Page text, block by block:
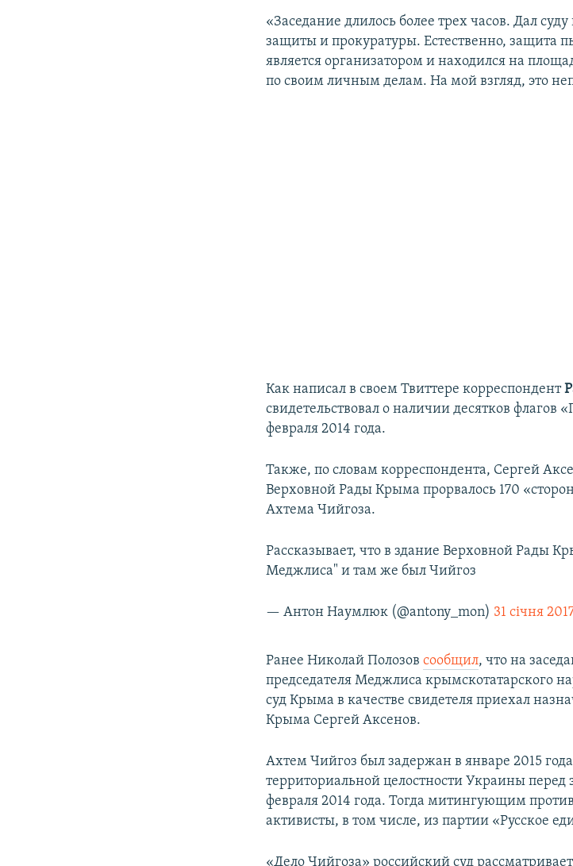
«Заседание длилось более трех часов. Дал
защиты и прокуратуры. Естественно, защита
является организатором и находился на
по своим личным делам. На мой взгляд, это
Как написал в своем Твиттере корреспондент
свидетельствовал о наличии десятков флагов
февраля 2014 года.
Также, по словам корреспондента, Сергей
Верховной Рады Крыма прорвалось 170
Ахтема Чийгоза.​
Рассказывает, что в здание Верховной Рады
Меджлиса" и там же был Чийгоз
— Антон Наумлюк (@antony_mon) 31 січня
​Ранее Николай Полозовсообщил, что на
председателя Меджлиса крымскотатарского
суд Крыма в качестве свидетеля приехал
Крыма Сергей Аксенов.
Ахтем Чийгоз был задержан в январе 2015
территориальной целостности Украины
февраля 2014 года. Тогда митингующим
активисты, в том числе, из партии «Русское
«Дело Чийгоза» российский суд